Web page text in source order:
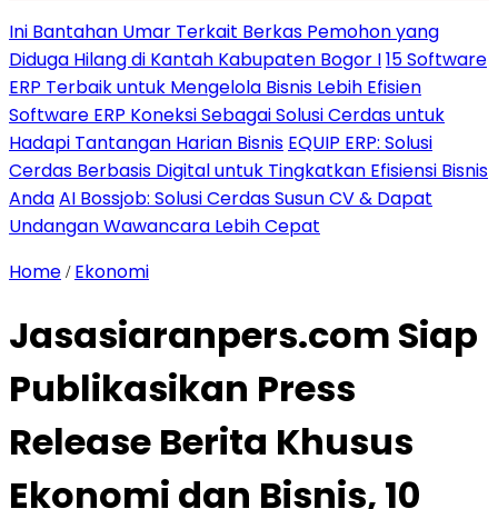
Ini Bantahan Umar Terkait Berkas Pemohon yang
Diduga Hilang di Kantah Kabupaten Bogor I15 Software
ERP Terbaik untuk Mengelola Bisnis Lebih Efisien
Software ERP Koneksi Sebagai Solusi Cerdas untuk
Hadapi Tantangan Harian Bisnis EQUIP ERP: Solusi
Cerdas Berbasis Digital untuk Tingkatkan Efisiensi Bisnis
AndaAI Bossjob: Solusi Cerdas Susun CV & Dapat
Undangan Wawancara Lebih Cepat
Home / Ekonomi
Jasasiaranpers.com Siap
Publikasikan Press
Release Berita Khusus
Ekonomi dan Bisnis, 10